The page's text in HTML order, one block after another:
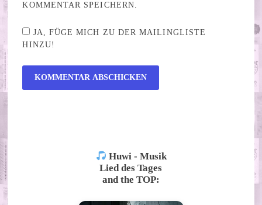
KOMMENTAR SPEICHERN.
JA, FÜGE MICH ZU DER MAILINGLISTE
HINZU!
Huwi - Musik
Lied des Tages
and the TOP: